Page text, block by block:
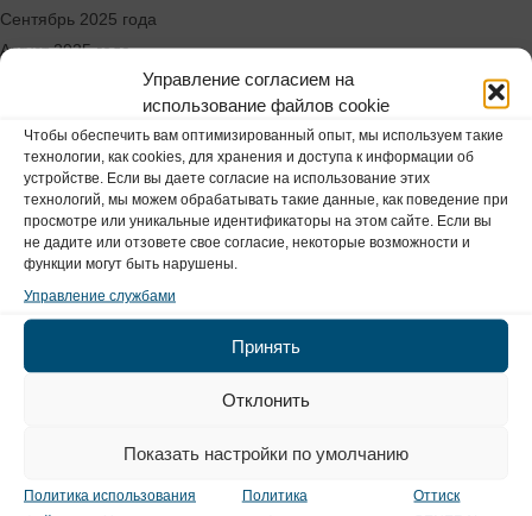
Управление согласием на
использование файлов cookie
Чтобы обеспечить вам оптимизированный опыт, мы используем такие
технологии, как cookies, для хранения и доступа к информации об
устройстве. Если вы даете согласие на использование этих
технологий, мы можем обрабатывать такие данные, как поведение при
просмотре или уникальные идентификаторы на этом сайте. Если вы
не дадите или отзовете свое согласие, некоторые возможности и
функции могут быть нарушены.
Управление службами
Принять
Отклонить
Показать настройки по умолчанию
Политика использования
Политика
Оттиск
Сентябрь 2025 года
Август 2025 года
Апрель 2025 года
Март 2025 года
Расположение и контакты
Наши филиалы в Гамбурге
MEDIZINICUM
MEDIZINICUM